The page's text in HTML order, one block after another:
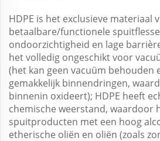
HDPE is het exclusieve materiaal
betaalbare/functionele
ondoorzichtigheid en lage
het volledig ongeschikt voor
(het kan geen vacuüm behouden
gemakkelijk binnendringen,
binnenin oxideert); HDPE heeft
chemische weerstand, waardoor
spuitproducten met een hoog
etherische oliën en oliën (zoals